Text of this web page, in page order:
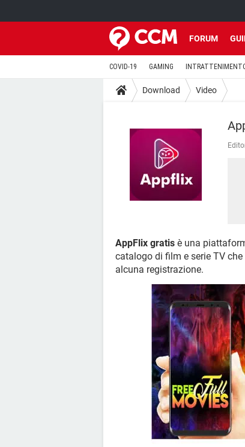
FORUM
COVID-19 GAMING
Download Video
AppFlix gratis è una
catalogo di film e serie TV
alcuna registrazione.